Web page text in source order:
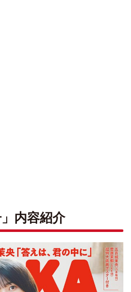
内容紹介